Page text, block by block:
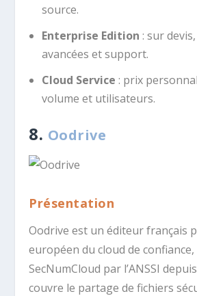
source.
Enterprise Edition : sur
avancées et support.
Cloud Service : prix
volume et utilisateurs.
8. Oodrive
Présentation
Oodrive est un éditeur français
européen du cloud de
SecNumCloud par l’ANSSI
couvre le partage de fichiers